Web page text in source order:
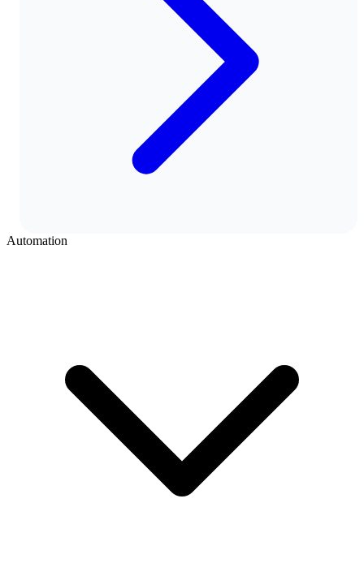
Automation